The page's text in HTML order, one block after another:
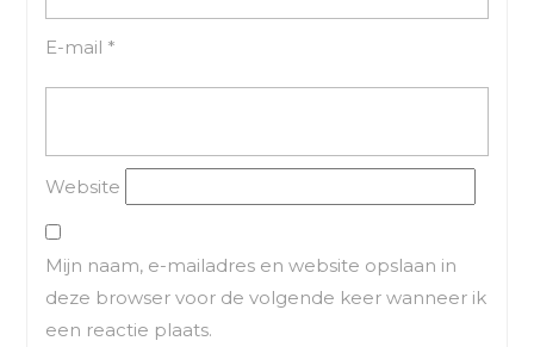
E-mail *
Website
Mijn naam, e-mailadres en website opslaan in
deze browser voor de volgende keer wanneer ik
een reactie plaats.